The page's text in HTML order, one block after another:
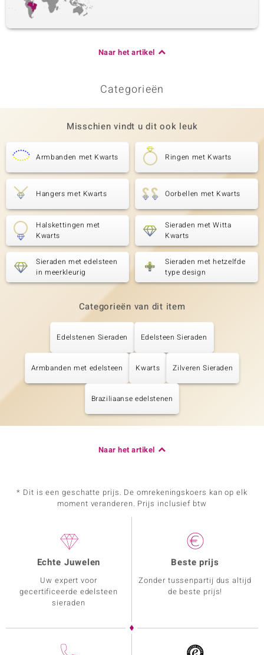
Naar het artikel
Categorieën
Misschien vindt u dit ook leuk
Armbanden met Kwarts Ringen met Kwarts
Hangers met Kwarts Oorbellen met Kwarts
Halskettingen met
Kwarts
Sieraden met Witta
Kwarts
Sieraden met edelsteen
in meerkleurig
Sieraden met hetzelfde
type design
Categorieën van dit item
Edelstenen Sieraden Edelsteen Sieraden
Armbanden met edelsteen Kwarts Zilveren Sieraden
Braziliaanse edelstenen
Naar het artikel
* Dit is een geschatte prijs. De omrekeningskoers kan op elk
moment veranderen. Prijs inclusief btw
Echte Juwelen
Uw expert voor
gecertificeerde edelsteen
sieraden
Beste prijs
Zonder tussenpartij dus altijd
de beste prijs!